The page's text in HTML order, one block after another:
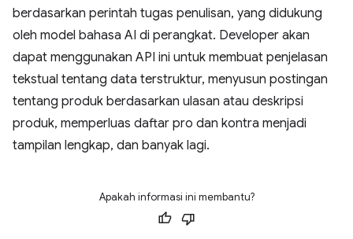
berdasarkan perintah tugas penulisan, yang didukung
oleh model bahasa AI di perangkat. Developer akan
dapat menggunakan API ini untuk membuat penjelasan
tekstual tentang data terstruktur, menyusun postingan
tentang produk berdasarkan ulasan atau deskripsi
produk, memperluas daftar pro dan kontra menjadi
tampilan lengkap, dan banyak lagi.
Apakah informasi ini membantu?